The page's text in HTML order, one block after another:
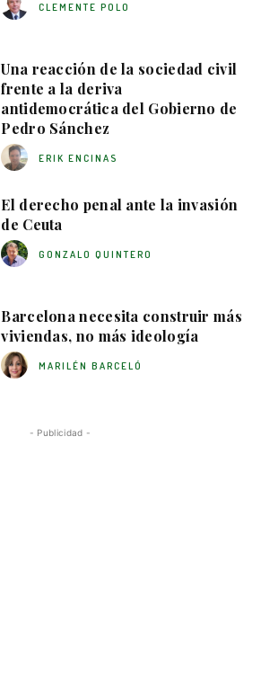
CLEMENTE POLO
Una reacción de la sociedad civil
frente a la deriva
antidemocrática del Gobierno de
Pedro Sánchez
ERIK ENCINAS
El derecho penal ante la invasión
de Ceuta
GONZALO QUINTERO
Barcelona necesita construir más
viviendas, no más ideología
MARILÉN BARCELÓ
- Publicidad -